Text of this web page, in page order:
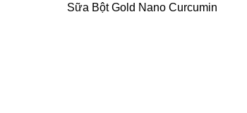
Sữa Bột Gold Nano Curcumin